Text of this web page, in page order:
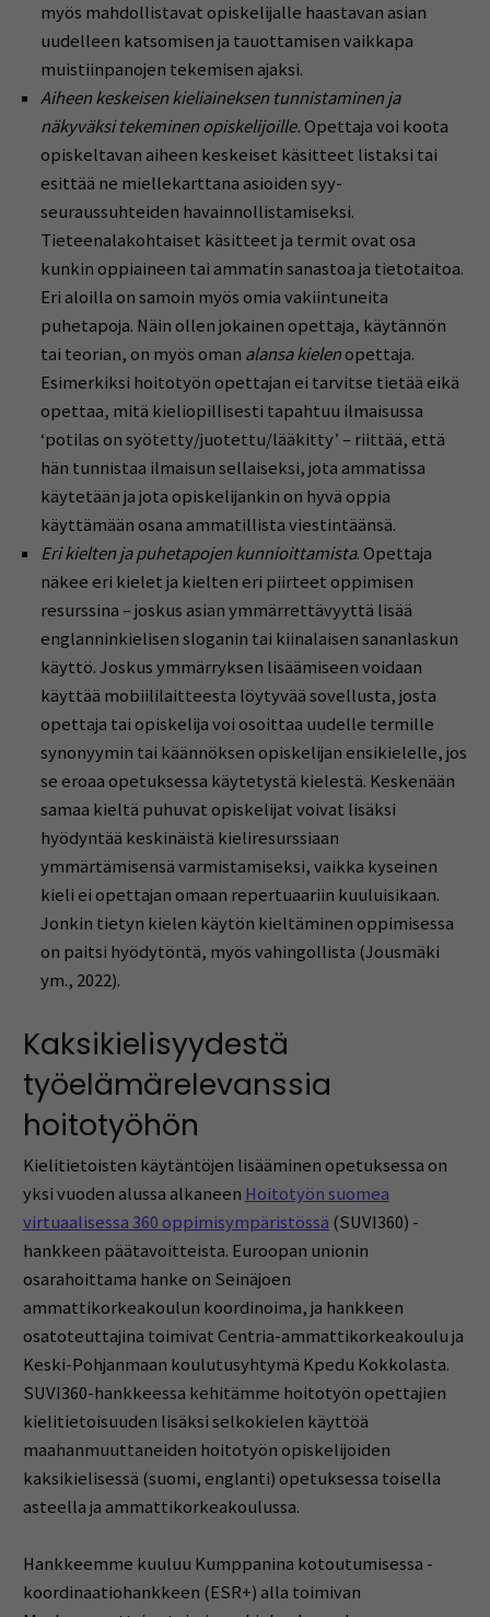
myös mahdollistavat opiskelijalle haastavan asian
uudelleen katsomisen ja tauottamisen vaikkapa
muistiinpanojen tekemisen ajaksi.
Aiheen keskeisen kieliaineksen tunnistaminen ja
näkyväksi tekeminen opiskelijoille.Opettaja voi koota
opiskeltavan aiheen keskeiset käsitteet listaksi tai
esittää ne miellekarttana asioiden syy-
seuraussuhteiden havainnollistamiseksi.
Tieteenalakohtaiset käsitteet ja termit ovat osa
kunkin oppiaineen tai ammatin sanastoa ja tietotaitoa.
Eri aloilla on samoin myös omia vakiintuneita
puhetapoja. Näin ollen jokainen opettaja, käytännön
tai teorian, on myös oman alansa kielenopettaja.
Esimerkiksi hoitotyön opettajan ei tarvitse tietää eikä
opettaa, mitä kieliopillisesti tapahtuu ilmaisussa
‘potilas on syötetty/juotettu/lääkitty’ – riittää, että
hän tunnistaa ilmaisun sellaiseksi, jota ammatissa
käytetään ja jota opiskelijankin on hyvä oppia
käyttämään osana ammatillista viestintäänsä.
Eri kielten ja puhetapojen kunnioittamista. Opettaja
näkee eri kielet ja kielten eri piirteet oppimisen
resurssina – joskus asian ymmärrettävyyttä lisää
englanninkielisen sloganin tai kiinalaisen sananlaskun
käyttö. Joskus ymmärryksen lisäämiseen voidaan
käyttää mobiililaitteesta löytyvää sovellusta, josta
opettaja tai opiskelija voi osoittaa uudelle termille
synonyymin tai käännöksen opiskelijan ensikielelle, jos
se eroaa opetuksessa käytetystä kielestä. Keskenään
samaa kieltä puhuvat opiskelijat voivat lisäksi
hyödyntää keskinäistä kieliresurssiaan
ymmärtämisensä varmistamiseksi, vaikka kyseinen
kieli ei opettajan omaan repertuaariin kuuluisikaan.
Jonkin tietyn kielen käytön kieltäminen oppimisessa
on paitsi hyödytöntä, myös vahingollista (Jousmäki
ym., 2022).
Kaksikielisyydestä
työelämärelevanssia
hoitotyöhön
Kielitietoisten käytäntöjen lisääminen opetuksessa on
yksi vuoden alussa alkaneen Hoitotyön suomea
virtuaalisessa 360 oppimisympäristössä (SUVI360) -
hankkeen päätavoitteista. Euroopan unionin
osarahoittama hanke on Seinäjoen
ammattikorkeakoulun koordinoima, ja hankkeen
osatoteuttajina toimivat Centria-ammattikorkeakoulu ja
Keski-Pohjanmaan koulutusyhtymä Kpedu Kokkolasta.
SUVI360-hankkeessa kehitämme hoitotyön opettajien
kielitietoisuuden lisäksi selkokielen käyttöä
maahanmuuttaneiden hoitotyön opiskelijoiden
kaksikielisessä (suomi, englanti) opetuksessa toisella
asteella ja ammattikorkeakoulussa.
Hankkeemme kuuluu Kumppanina kotoutumisessa -
koordinaatiohankkeen (ESR+) alla toimivan